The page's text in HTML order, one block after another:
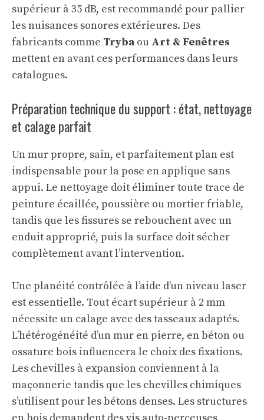
supérieur à 35 dB, est recommandé pour pallier
les nuisances sonores extérieures. Des
fabricants comme Tryba ou Art & Fenêtres
mettent en avant ces performances dans leurs
catalogues.
Préparation technique du support : état, nettoyage
et calage parfait
Un mur propre, sain, et parfaitement plan est
indispensable pour la pose en applique sans
appui. Le nettoyage doit éliminer toute trace de
peinture écaillée, poussière ou mortier friable,
tandis que les fissures se rebouchent avec un
enduit approprié, puis la surface doit sécher
complètement avant l’intervention.
Une planéité contrôlée à l’aide d’un niveau laser
est essentielle. Tout écart supérieur à 2 mm
nécessite un calage avec des tasseaux adaptés.
L’hétérogénéité d’un mur en pierre, en béton ou
ossature bois influencera le choix des fixations.
Les chevilles à expansion conviennent à la
maçonnerie tandis que les chevilles chimiques
s’utilisent pour les bétons denses. Les structures